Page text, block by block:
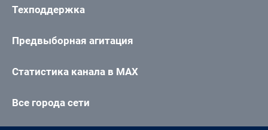
Техподдержка
Предвыборная агитация
Статистика канала в MAX
Все города сети